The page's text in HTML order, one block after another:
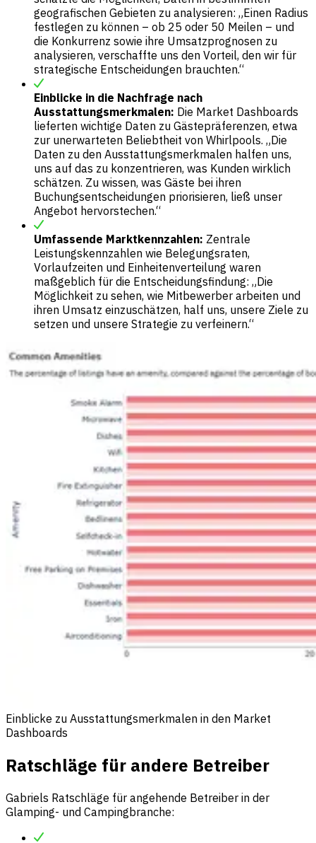
geografischen Gebieten zu analysieren: „Einen Radius
festlegen zu können – ob 25 oder 50 Meilen – und
die Konkurrenz sowie ihre Umsatzprognosen zu
analysieren, verschaffte uns den Vorteil, den wir für
strategische Entscheidungen brauchten.“
Einblicke in die Nachfrage nach
Ausstattungsmerkmalen: Die Market Dashboards
lieferten wichtige Daten zu Gästepräferenzen, etwa
zur unerwarteten Beliebtheit von Whirlpools. „Die
Daten zu den Ausstattungsmerkmalen halfen uns,
uns auf das zu konzentrieren, was Kunden wirklich
schätzen. Zu wissen, was Gäste bei ihren
Buchungsentscheidungen priorisieren, ließ unser
Angebot hervorstechen.“
Umfassende Marktkennzahlen: Zentrale
Leistungskennzahlen wie Belegungsraten,
Vorlaufzeiten und Einheitenverteilung waren
maßgeblich für die Entscheidungsfindung: „Die
Möglichkeit zu sehen, wie Mitbewerber arbeiten und
ihren Umsatz einzuschätzen, half uns, unsere Ziele zu
setzen und unsere Strategie zu verfeinern.“
Einblicke zu Ausstattungsmerkmalen in den Market
Dashboards
Ratschläge für andere Betreiber
Gabriels Ratschläge für angehende Betreiber in der
Glamping- und Campingbranche: